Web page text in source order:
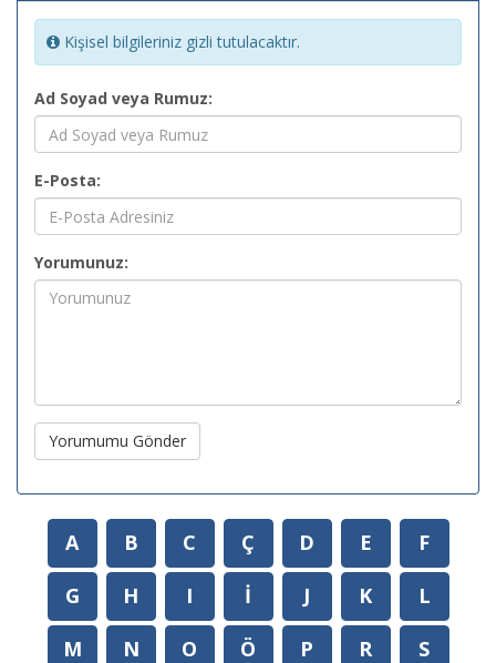
Kişisel bilgileriniz gizli tutulacaktır.
Ad Soyad veya Rumuz:
E-Posta:
Yorumunuz:
Yorumumu Gönder
A B C Ç D E
F
G
H I İ J K
L
M
N O Ö P R
S